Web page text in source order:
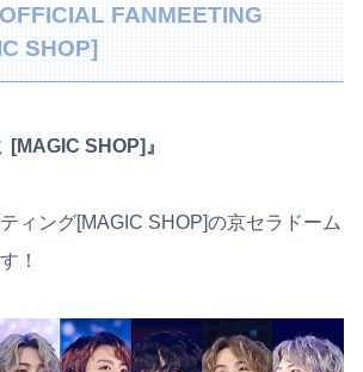
FANMEETING
SHOP]
[MAGIC SHOP]』
ィング[MAGIC SHOP]の京セラドーム
！